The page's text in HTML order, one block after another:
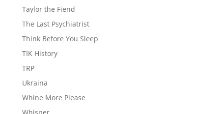
Taylor the Fiend
The Last Psychiatrist
Think Before You Sleep
TIK History
TRP
Ukraina
Whine More Please